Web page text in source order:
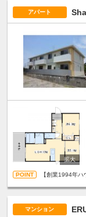
アパート
【創業1994年
マンション